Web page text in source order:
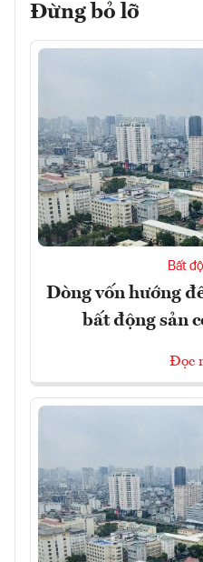
Đừng bỏ lỡ
Bất
Dòng vốn hướng
bất động sản
Đọc